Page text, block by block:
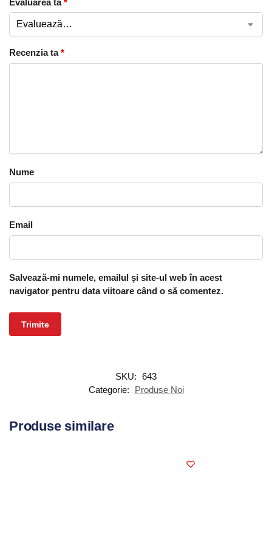
Recenzia ta*
Nume
Email
Salvează-mi numele, emailul și site-ul web în acest
navigator pentru data viitoare când o să comentez.
SKU: 643
Categorie:
Produse Noi
Produse similare